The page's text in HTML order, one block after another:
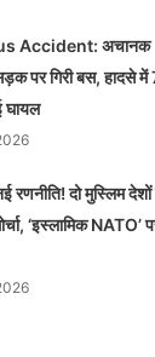
Accident: अचानक
पर गिरी बस, हादसे में
घायल
रणनीति! दो मुस्लिम
‘इस्लामिक NATO’